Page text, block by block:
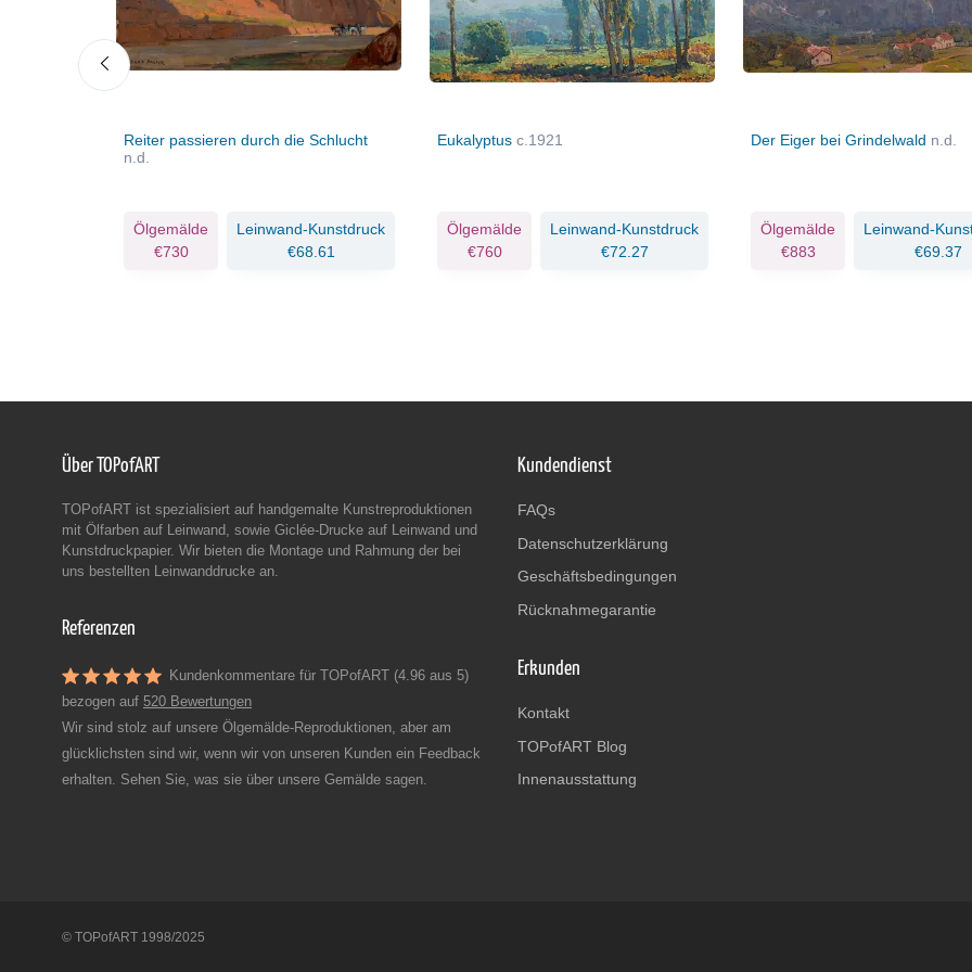
Reiter passieren durch die Schlucht
n.d.
Ölgemälde
€730
Leinwand-Kunstdruck
€68.61
Eukalyptus c.1921
Ölgemälde
€760
Leinwand-Kunstdruck
€72.27
Der Eiger bei Grindelwald n.d.
Ölgemälde
€883
Leinwand-
€69.37
Über TOPofART
TOPofART ist spezialisiert auf handgemalte Kunstreproduktionen
mit Ölfarben auf Leinwand, sowie Giclée-Drucke auf Leinwand und
Kunstdruckpapier. Wir bieten die Montage und Rahmung der bei
uns bestellten Leinwanddrucke an.
Referenzen
Kundenkommentare für TOPofART (4.96 aus 5)
bezogen auf 520 Bewertungen
Wir sind stolz auf unsere Ölgemälde-Reproduktionen, aber am
glücklichsten sind wir, wenn wir von unseren Kunden ein Feedback
erhalten. Sehen Sie, was sie über unsere Gemälde sagen.
Kundendienst
FAQs
Datenschutzerklärung
Geschäftsbedingungen
Rücknahmegarantie
Erkunden
Kontakt
TOPofART Blog
Innenausstattung
© TOPofART 1998/2025